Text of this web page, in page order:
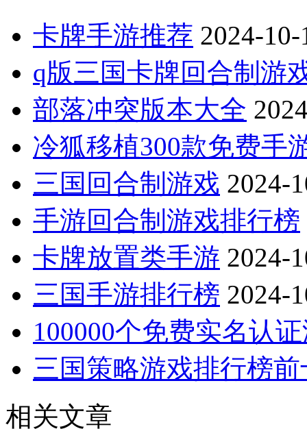
卡牌手游推荐 2024-10-
q版三国卡牌回合制游
部落冲突版本大全
冷狐移植300款免费手
三国回合制游戏 2024-
手游回合制游戏排行榜
卡牌放置类手游 2024-
三国手游排行榜 2024-
100000个免费实名认
三国策略游戏排行榜
相关文章